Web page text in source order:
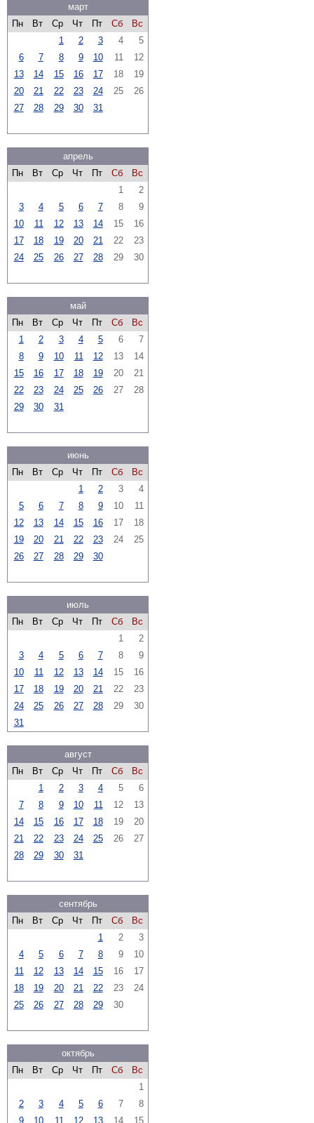
март
Пн
Вт Ср Чт Пт Сб
Вс
1
2 3 4
5
6
7 8 9 10 11
12
13
14 15 16 17 18
19
20
21 22 23 24 25
26
27
28 29 30 31
апрель
Пн
Вт Ср Чт Пт Сб
Вс
1
2
3
4 5 6 7 8
9
10
11 12 13 14 15
16
17
18 19 20 21 22
23
24
25 26 27 28 29 30
май
Пн
Вт Ср Чт Пт Сб
Вс
1
2 3 4 5 6
7
8
9 10 11 12 13
14
15
16 17 18 19 20
21
22
23 24 25 26 27
28
29
30 31
июнь
Пн
Вт Ср Чт Пт Сб
Вс
1
2 3
4
5
6 7 8 9 10
11
12
13 14 15 16 17
18
19
20 21 22 23 24
25
26
27 28 29 30
июль
Пн
Вт Ср Чт Пт Сб
Вс
1
2
3
4 5 6 7 8
9
10
11 12 13 14 15
16
17
18 19 20 21 22
23
24
25 26 27 28 29
30
31
август
Пн
Вт Ср Чт Пт Сб
Вс
1
2 3 4 5
6
7
8 9 10 11 12
13
14
15 16 17 18 19
20
21
22 23 24 25 26
27
28
29 30 31
сентябрь
Пн
Вт Ср Чт Пт Сб
Вс
1
2
3
4
5 6 7 8 9
10
11
12 13 14 15 16
17
18
19 20 21 22 23
24
25
26 27 28 29 30
октябрь
Пн
Вт Ср Чт Пт Сб
Вс
1
2
3 4 5 6 7
8
9
10 11 12 13 14 15